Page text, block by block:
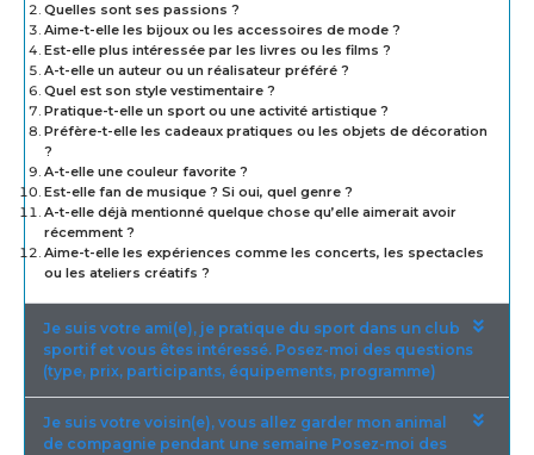
Quelles sont ses passions ?
Aime-t-elle les bijoux ou les accessoires de mode ?
Est-elle plus intéressée par les livres ou les films ?
A-t-elle un auteur ou un réalisateur préféré ?
Quel est son style vestimentaire ?
Pratique-t-elle un sport ou une activité artistique ?
Préfère-t-elle les cadeaux pratiques ou les objets de décoration
?
A-t-elle une couleur favorite ?
Est-elle fan de musique ? Si oui, quel genre ?
A-t-elle déjà mentionné quelque chose qu’elle aimerait avoir
récemment ?
Aime-t-elle les expériences comme les concerts, les spectacles
ou les ateliers créatifs ?
Je suis votre ami(e), je pratique du sport dans un club
sportif et vous êtes intéressé. Posez-moi des questions
(type, prix, participants, équipements, programme)
Je suis votre voisin(e), vous allez garder mon animal
de compagnie pendant une semaine Posez-moi des